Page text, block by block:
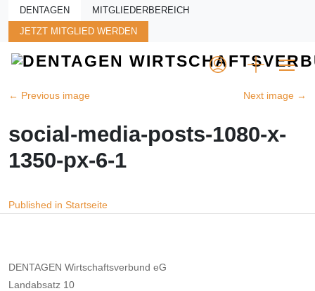
Skip to main content
DENTAGEN MITGLIEDERBEREICH
JETZT MITGLIED WERDEN
← Previous image Next image →
social-media-posts-1080-x-
1350-px-6-1
Beitragsnavigation
Published in Startseite
DENTAGEN Wirtschaftsverbund eG
Landabsatz 10